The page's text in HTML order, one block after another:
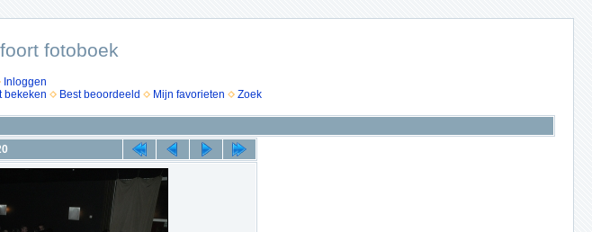
fotoboek
Inloggen
bekeken Best beoordeeld Mijn favorieten Zoek